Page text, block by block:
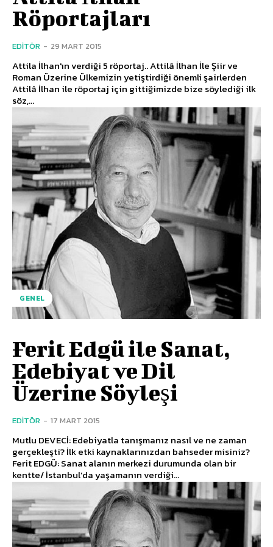
Röportajları
EDITÖR - 29 MART 2015
Attila İlhan'ın verdiği 5 röportaj.. Attilâ İlhan İle Şiir ve
Roman Üzerine Ülkemizin yetiştirdiği önemli şairlerden
Attilâ İlhan ile röportaj için gittiğimizde bize söylediği ilk
söz,...
GENEL
Ferit Edgü ile Sanat,
Edebiyat ve Dil
Üzerine Söyleşi
EDITÖR - 17 MART 2015
Mutlu DEVECİ: Edebiyatla tanışmanız nasıl ve ne zaman
gerçekleşti? İlk etki kaynaklarınızdan bahseder misiniz?
Ferit EDGÜ: Sanat alanın merkezi durumunda olan bir
kentte/ İstanbul’da yaşamanın verdiği...